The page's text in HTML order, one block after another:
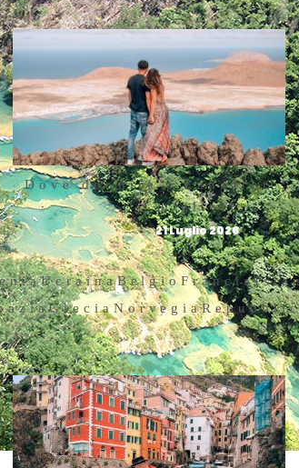
Dove dormire a Lanzarote:
migliori
21 Luglio 2026
UcrainaBelgioFrancia
GreciaNorvegia